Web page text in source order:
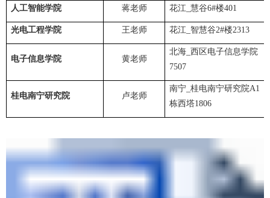
人工智能学院 蒋老师 花江_慧谷6#楼401
光电工程学院 王老师 花江_智慧谷2#楼2313
电子信息学院 黄老师
北海_西区电子信息学院
7507
桂电南宁研究院 卢老师
南宁_ 桂电南宁研究院A1
栋西塔1806